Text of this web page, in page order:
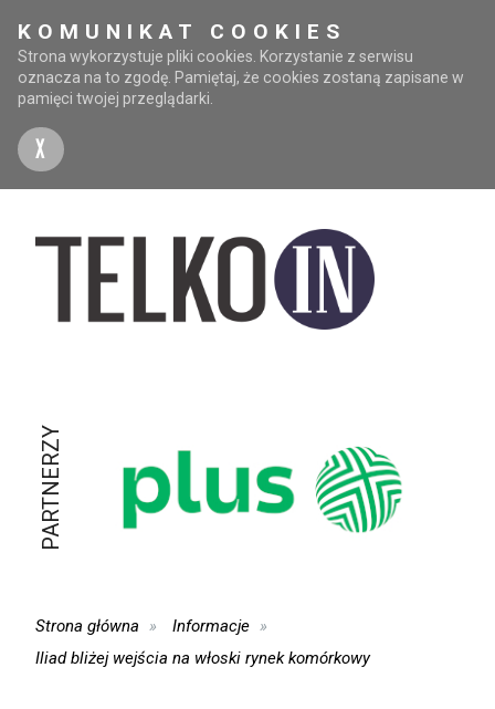
KOMUNIKAT COOKIES
Strona wykorzystuje pliki cookies. Korzystanie z serwisu
oznacza na to zgodę. Pamiętaj, że cookies zostaną zapisane w
pamięci twojej przeglądarki.
X
PARTNERZY
Strona główna
Informacje
Iliad bliżej wejścia na włoski rynek komórkowy